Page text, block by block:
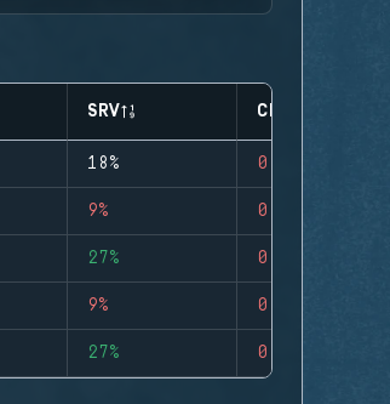
SRV CLUTCHES
18% 0
9% 0
27% 0
9% 0
27% 0